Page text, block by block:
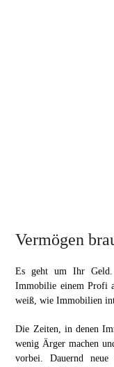
Vermögen
Es geht um Ihr Geld.
Immobilie einem Profi
weiß, wie Immobilien
Die Zeiten, in denen
wenig Ärger machen
vorbei. Dauernd neue